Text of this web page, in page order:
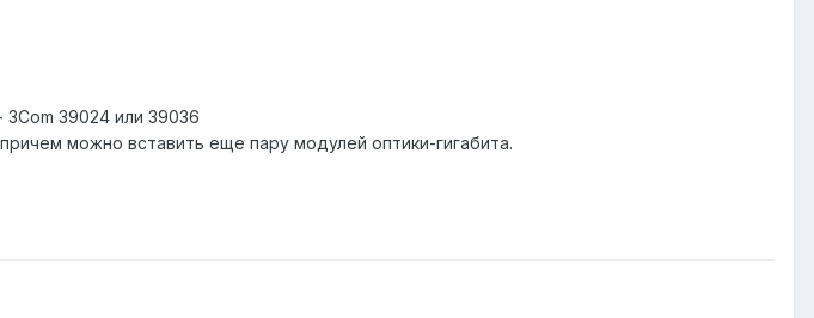
39024 или 39036
можно вставить еще пару модулей оптики-гигабита.